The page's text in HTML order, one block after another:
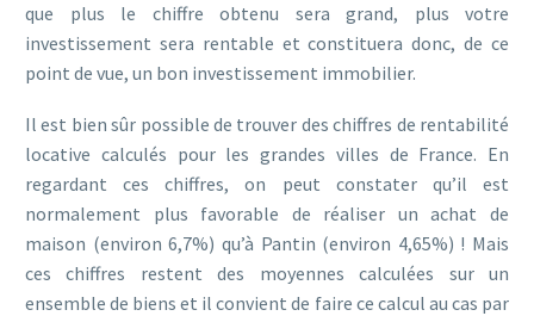
que plus le chiffre obtenu sera grand, plus votre
investissement sera rentable et constituera donc, de ce
point de vue, un bon investissement immobilier.
Il est bien sûr possible de trouver des chiffres de rentabilité
locative calculés pour les grandes villes de France. En
regardant ces chiffres, on peut constater qu’il est
normalement plus favorable de réaliser un achat de
maison (environ 6,7%) qu’à Pantin (environ 4,65%) ! Mais
ces chiffres restent des moyennes calculées sur un
ensemble de biens et il convient de faire ce calcul au cas par